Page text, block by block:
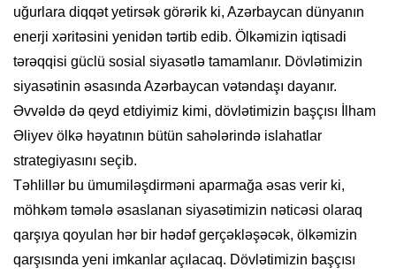
uğurlara diqqət yetirsək görərik ki, Azərbaycan dünyanın
enerji xəritəsini yenidən tərtib edib. Ölkəmizin iqtisadi
tərəqqisi güclü sosial siyasətlə tamamlanır. Dövlətimizin
siyasətinin əsasında Azərbaycan vətəndaşı dayanır.
Əvvəldə də qeyd etdiyimiz kimi, dövlətimizin başçısı İlham
Əliyev ölkə həyatının bütün sahələrində islahatlar
strategiyasını seçib.
Təhlillər bu ümumiləşdirməni aparmağa əsas verir ki,
möhkəm təmələ əsaslanan siyasətimizin nəticəsi olaraq
qarşıya qoyulan hər bir hədəf gerçəkləşəcək, ölkəmizin
qarşısında yeni imkanlar açılacaq. Dövlətimizin başçısı